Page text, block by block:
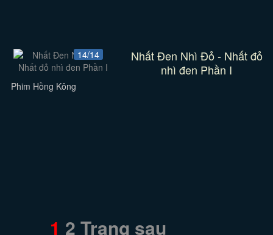
14/14
Nhất Đen Nhì Đỏ - Nhất đỏ
nhì đen Phần I
Phim Hồng Kông
1 2 Trang sau